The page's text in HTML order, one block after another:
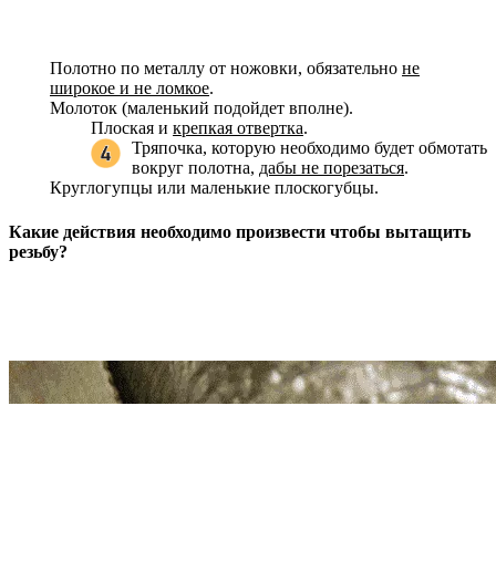
Полотно по металлу от ножовки, обязательно не
широкое и не ломкое.
Молоток (маленький подойдет вполне).
Плоская и крепкая отвертка.
Тряпочка, которую необходимо будет обмотать
вокруг полотна, дабы не порезаться.
Круглогупцы или маленькие плоскогубцы.
Какие действия необходимо произвести чтобы вытащить
резьбу?